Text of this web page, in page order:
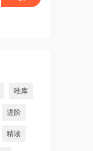
唯库
进阶
精读